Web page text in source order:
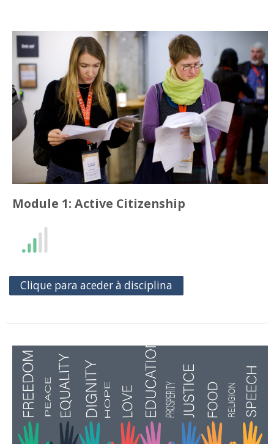
Module 1: Active Citizenship
Clique para aceder à disciplina